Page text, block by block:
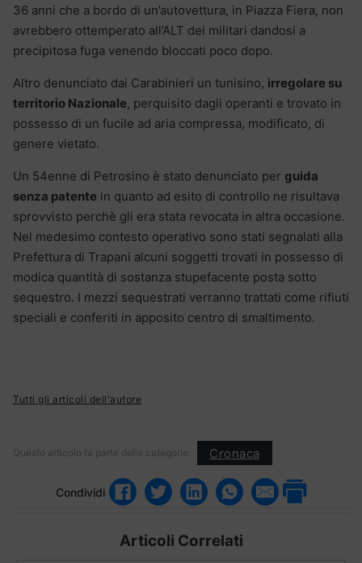
36 anni che a bordo di un’autovettura, in Piazza Fiera, non
avrebbero ottemperato all’ALT dei militari dandosi a
precipitosa fuga venendo bloccati poco dopo.
Altro denunciato dai Carabinieri un tunisino, irregolare su
territorio Nazionale, perquisito dagli operanti e trovato in
possesso di un fucile ad aria compressa, modificato, di
genere vietato.
Un 54enne di Petrosino è stato denunciato per guida
senza patente in quanto ad esito di controllo ne risultava
sprovvisto perchè gli era stata revocata in altra occasione.
Nel medesimo contesto operativo sono stati segnalati alla
Prefettura di Trapani alcuni soggetti trovati in possesso di
modica quantità di sostanza stupefacente posta sotto
sequestro. I mezzi sequestrati verranno trattati come rifiuti
speciali e conferiti in apposito centro di smaltimento.
Tutti gli articoli dell'autore
Questo articolo fa parte delle categorie: Cronaca
Condividi
Articoli Correlati